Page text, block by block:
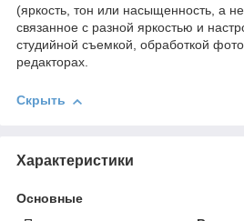
(яркость, тон или насыщенность, а
связанное с разной яркостью и
студийной съемкой, обработкой
редакторах.
Скрыть
Характеристики
Основные